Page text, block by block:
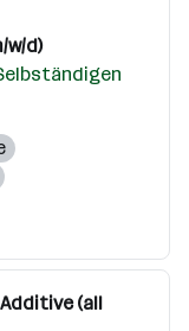
w/d)
(all